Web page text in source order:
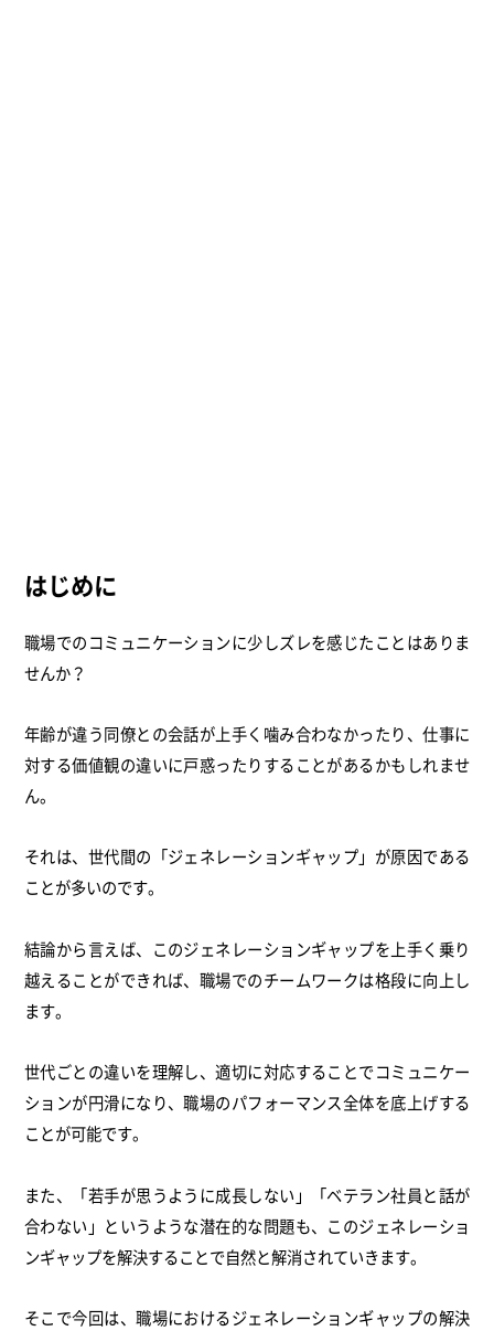
はじめに
職場でのコミュニケーションに少しズレを感じたことはありま
せんか？
年齢が違う同僚との会話が上手く噛み合わなかったり、仕事に
対する価値観の違いに戸惑ったりすることがあるかもしれませ
ん。
それは、世代間の「ジェネレーションギャップ」が原因である
ことが多いのです。
結論から言えば、このジェネレーションギャップを上手く乗り
越えることができれば、職場でのチームワークは格段に向上し
ます。
世代ごとの違いを理解し、適切に対応することでコミュニケー
ションが円滑になり、職場のパフォーマンス全体を底上げする
ことが可能です。
また、「若手が思うように成長しない」「ベテラン社員と話が
合わない」というような潜在的な問題も、このジェネレーショ
ンギャップを解決することで自然と解消されていきます。
そこで今回は、職場におけるジェネレーションギャップの解決